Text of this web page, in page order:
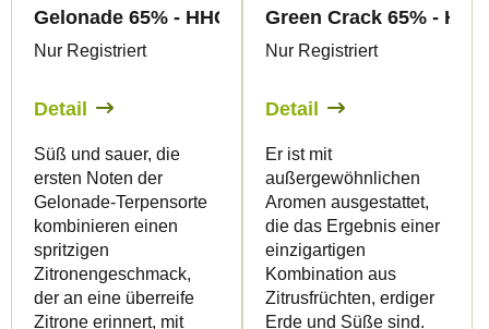
Gelonade 65% - HHC-A Blüten - Canapuff
Nur Registriert
Detail
Süß und sauer, die
ersten Noten der
Gelonade-Terpensorte
kombinieren einen
spritzigen
Zitronengeschmack,
der an eine überreife
Zitrone erinnert, mit
Green Crack 65% -
Nur Registriert
Detail
Er ist mit
außergewöhnlichen
Aromen ausgestattet,
die das Ergebnis einer
einzigartigen
Kombination aus
Zitrusfrüchten, erdiger
Erde und Süße sind.